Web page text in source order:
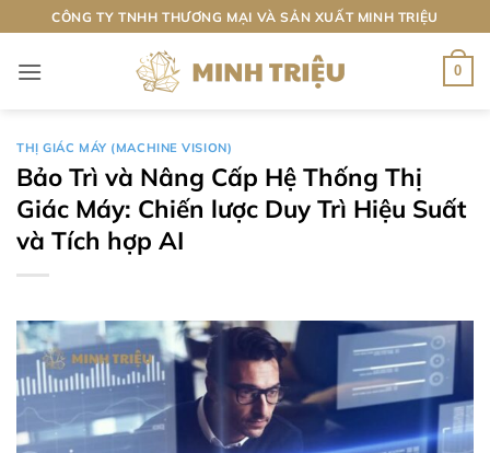
qua
nội
CÔNG TY TNHH THƯƠNG MẠI VÀ SẢN XUẤT MINH TRIỆU
0
THỊ GIÁC MÁY (MACHINE VISION)
Bảo Trì và Nâng Cấp Hệ Thống Thị
Giác Máy: Chiến lược Duy Trì Hiệu Suất
và Tích hợp AI